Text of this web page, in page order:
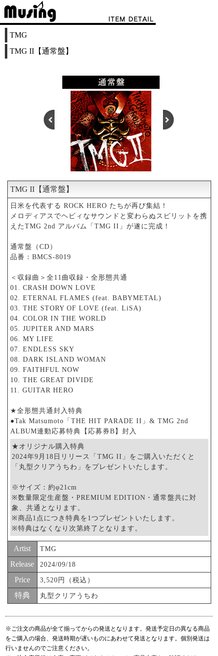
TMG
TMG II【通常盤】
TMG II【通常盤】
日米を代表する ROCK HERO たちが再び集結！
メロディアスでヘビィなサウンドと変わらぬスピリットを携
えたTMG 2nd アルバム「TMG II」が遂に完成！
通常盤（CD）
品番：BMCS-8019
＜収録曲＞全11曲収録・全形態共通
01. CRASH DOWN LOVE
02. ETERNAL FLAMES (feat. BABYMETAL)
03. THE STORY OF LOVE (feat. LiSA)
04. COLOR IN THE WORLD
05. JUPITER AND MARS
06. MY LIFE
07. ENDLESS SKY
08. DARK ISLAND WOMAN
09. FAITHFUL NOW
10. THE GREAT DIVIDE
11. GUITAR HERO
★全形態共通封入特典
●Tak Matsumoto「THE HIT PARADE II」& TMG 2nd
ALBUM連動応募特典【応募券B】封入
★オリジナル購入特典
2024年9月18日リリース「TMG II」をご購入いただくと
「丸型クリアうちわ」をプレゼントいたします。
※サイズ：約φ21cm
※数量限定生産盤・PREMIUM EDITION・通常盤共に対
象、共通となります。
※商品1点につき特典を1つプレゼントいたします。
※特典はなくなり次第終了となります。
Artist TMG
Release 2024/09/18
Price 3,520円（税込）
特典 丸型クリアうちわ
※ご注文の商品が全て揃ってからの発送となります。発送予定日の異なる商品
をご購入の場合、発送時期が遅いものにあわせて発送となります。個別発送は
行いませんのでご注意ください。